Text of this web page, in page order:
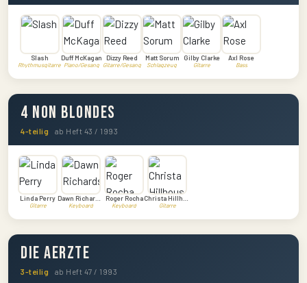
Slash
Rhythmusgitarre
Duff McKagan
Piano/Gesang
Dizzy Reed
Gitarre/Gesang
Matt Sorum
Schlagzeug
Gilby Clarke
Gitarre
Axl Rose
Bass
4 Non Blondes
4-teilig ab Heft 43 / 1993
Linda Perry
Gitarre Keyboard
Roger Rocha
Keyboard Gitarre
Die Aerzte
3-teilig ab Heft 47 / 1993